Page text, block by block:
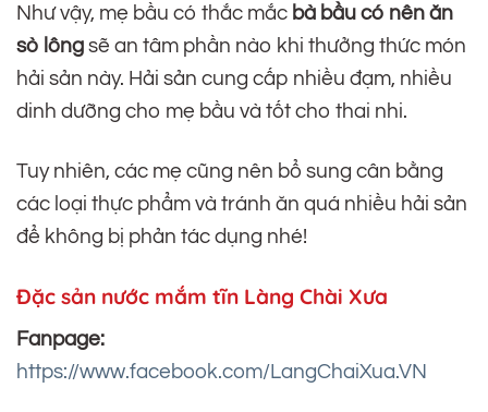
Như vậy, mẹ bầu có thắc mắc bà bầu có nên ăn
sò lông sẽ an tâm phần nào khi thưởng thức món
hải sản này. Hải sản cung cấp nhiều đạm, nhiều
dinh dưỡng cho mẹ bầu và tốt cho thai nhi.
Tuy nhiên, các mẹ cũng nên bổ sung cân bằng
các loại thực phẩm và tránh ăn quá nhiều hải sản
để không bị phản tác dụng nhé!
Đặc sản nước mắm tĩn Làng Chài Xưa
Fanpage:
https://www.facebook.com/LangChaiXua.VN